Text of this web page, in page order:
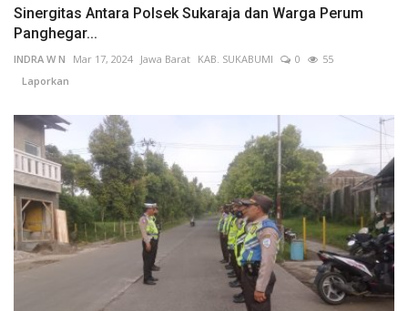
Sinergitas Antara Polsek Sukaraja dan Warga Perum
Panghegar...
INDRA W N Mar 17, 2024 Jawa Barat KAB. SUKABUMI 0
55
Laporkan